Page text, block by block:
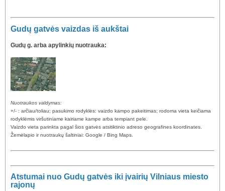
Gudų gatvės vaizdas iš aukštai
Gudų g. arba apylinkių nuotrauka:
Nuotraukos valdymas:
+/- : arčiau/toliau; pasukimo rodyklės: vaizdo kampo pakeitimas; rodoma vieta keičiama
rodyklėmis viršutiniame kairiame kampe arba tempiant pele.
Vaizdo vieta parinkta pagal šios gatvės atsitiktinio adreso geografines koordinates.
Žemėlapio ir nuotraukų šaltiniai: Google / Bing Maps.
Atstumai nuo Gudų gatvės iki įvairių Vilniaus miesto
rajonų